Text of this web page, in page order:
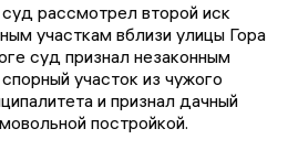
рассмотрел второй иск
участкам вблизи улицы Гора
суд признал незаконным
участок из чужого
и признал дачный
постройкой.